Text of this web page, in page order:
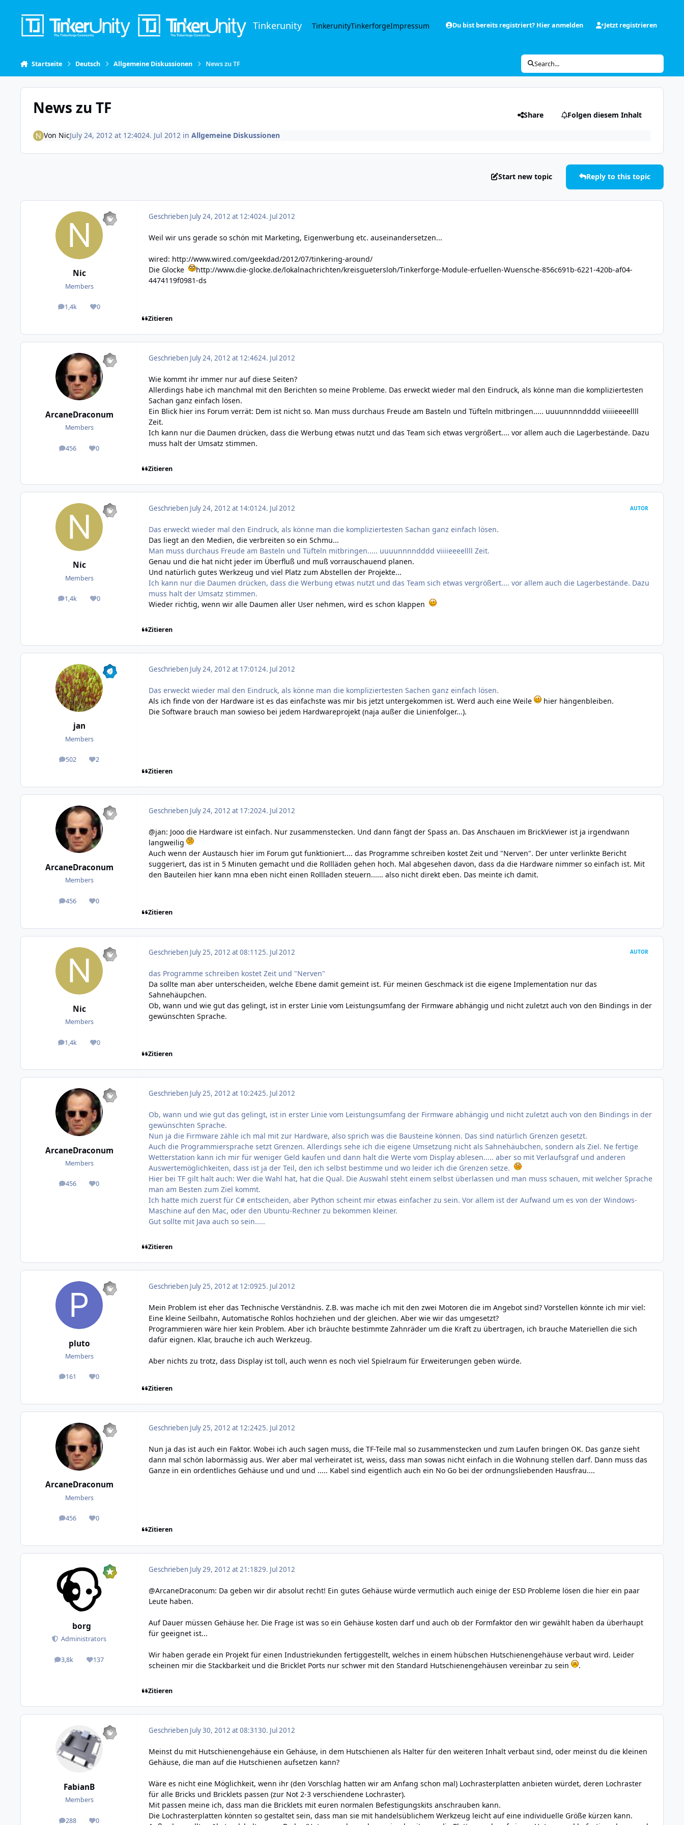
Tinkerunity TinkerunityTinkerforgeImpressum Du bist bereits registriert? Hier anmelden Jetzt registrieren
Startseite Deutsch Allgemeine Diskussionen News zu TF Search...
News zu TF Share Folgen diesem Inhalt
Von NicJuly 24, 2012 at 12:4024. Jul 2012in Allgemeine Diskussionen
Start new topic Reply to this topic
Nic
Members
1,4k
posts 0
Reputation
Geschrieben July 24, 2012 at 12:4024. Jul 2012
Weil wir uns gerade so schön mit Marketing, Eigenwerbung etc. auseinandersetzen...
wired: http://www.wired.com/geekdad/2012/07/tinkering-around/
Die Glocke
http://www.die-glocke.de/lokalnachrichten/kreisguetersloh/Tinkerforge-Module-erfuellen-Wuensche-856c691b-6221-420b-af04-
4474119f0981-ds
Zitieren
ArcaneDraconum
Members
456
posts 0
Reputation
Geschrieben July 24, 2012 at 12:4624. Jul 2012
Wie kommt ihr immer nur auf diese Seiten?
Allerdings habe ich manchmal mit den Berichten so meine Probleme. Das erweckt wieder mal den Eindruck, als könne man die kompliziertesten
Sachan ganz einfach lösen.
Ein Blick hier ins Forum verrät: Dem ist nicht so. Man muss durchaus Freude am Basteln und Tüfteln mitbringen..... uuuunnnndddd viiiieeeellll
Zeit.
Ich kann nur die Daumen drücken, dass die Werbung etwas nutzt und das Team sich etwas vergrößert.... vor allem auch die Lagerbestände. Dazu
muss halt der Umsatz stimmen.
Zitieren
Nic
Members
1,4k
posts 0
Reputation
Geschrieben July 24, 2012 at 14:0124. Jul 2012 AUTOR
Das erweckt wieder mal den Eindruck, als könne man die kompliziertesten Sachan ganz einfach lösen.
Das liegt an den Medien, die verbreiten so ein Schmu...
Man muss durchaus Freude am Basteln und Tüfteln mitbringen..... uuuunnnndddd viiiieeeellll Zeit.
Genau und die hat nicht jeder im Überfluß und muß vorrauschauend planen.
Und natürlich gutes Werkzeug und viel Platz zum Abstellen der Projekte...
Ich kann nur die Daumen drücken, dass die Werbung etwas nutzt und das Team sich etwas vergrößert.... vor allem auch die Lagerbestände. Dazu
muss halt der Umsatz stimmen.
Wieder richtig, wenn wir alle Daumen aller User nehmen, wird es schon klappen
Zitieren
jan
Members
502
posts 2
Reputation
Geschrieben July 24, 2012 at 17:0124. Jul 2012
Das erweckt wieder mal den Eindruck, als könne man die kompliziertesten Sachen ganz einfach lösen.
Als ich finde von der Hardware ist es das einfachste was mir bis jetzt untergekommen ist. Werd auch eine Weile
hier hängenbleiben.
Die Software brauch man sowieso bei jedem Hardwareprojekt (naja außer die Linienfolger...).
Zitieren
ArcaneDraconum
Members
456
posts 0
Reputation
Geschrieben July 24, 2012 at 17:2024. Jul 2012
@jan: Jooo die Hardware ist einfach. Nur zusammenstecken. Und dann fängt der Spass an. Das Anschauen im BrickViewer ist ja irgendwann
langweilig
Auch wenn der Austausch hier im Forum gut funktioniert.... das Programme schreiben kostet Zeit und "Nerven". Der unter verlinkte Bericht
suggeriert, das ist in 5 Minuten gemacht und die Rollläden gehen hoch. Mal abgesehen davon, dass da die Hardware nimmer so einfach ist. Mit
den Bauteilen hier kann mna eben nicht einen Rollladen steuern...... also nicht direkt eben. Das meinte ich damit.
Zitieren
Nic
Members
1,4k
posts 0
Reputation
Geschrieben July 25, 2012 at 08:11 25. Jul 2012 AUTOR
das Programme schreiben kostet Zeit und "Nerven"
Da sollte man aber unterscheiden, welche Ebene damit gemeint ist. Für meinen Geschmack ist die eigene Implementation nur das
Sahnehäupchen.
Ob, wann und wie gut das gelingt, ist in erster Linie vom Leistungsumfang der Firmware abhängig und nicht zuletzt auch von den Bindings in der
gewünschten Sprache.
Zitieren
ArcaneDraconum
Members
456
posts 0
Reputation
Geschrieben July 25, 2012 at 10:2425. Jul 2012
Ob, wann und wie gut das gelingt, ist in erster Linie vom Leistungsumfang der Firmware abhängig und nicht zuletzt auch von den Bindings in der
gewünschten Sprache.
Nun ja die Firmware zähle ich mal mit zur Hardware, also sprich was die Bausteine können. Das sind natürlich Grenzen gesetzt.
Auch die Programmiersprache setzt Grenzen. Allerdings sehe ich die eigene Umsetzung nicht als Sahnehäubchen, sondern als Ziel. Ne fertige
Wetterstation kann ich mir für weniger Geld kaufen und dann halt die Werte vom Display ablesen..... aber so mit Verlaufsgraf und anderen
Auswertemöglichkeiten, dass ist ja der Teil, den ich selbst bestimme und wo leider ich die Grenzen setze.
Hier bei TF gilt halt auch: Wer die Wahl hat, hat die Qual. Die Auswahl steht einem selbst überlassen und man muss schauen, mit welcher Sprache
man am Besten zum Ziel kommt.
Ich hatte mich zuerst für C# entscheiden, aber Python scheint mir etwas einfacher zu sein. Vor allem ist der Aufwand um es von der Windows-
Maschine auf den Mac, oder den Ubuntu-Rechner zu bekommen kleiner.
Gut sollte mit Java auch so sein.....
Zitieren
pluto
Members
161
posts 0
Reputation
Geschrieben July 25, 2012 at 12:0925. Jul 2012
Mein Problem ist eher das Technische Verständnis. Z.B. was mache ich mit den zwei Motoren die im Angebot sind? Vorstellen könnte ich mir viel:
Eine kleine Seilbahn, Automatische Rohlos hochziehen und der gleichen. Aber wie wir das umgesetzt?
Programmieren wäre hier kein Problem. Aber ich bräuchte bestimmte Zahnräder um die Kraft zu übertragen, ich brauche Materiellen die sich
dafür eignen. Klar, brauche ich auch Werkzeug.
Aber nichts zu trotz, dass Display ist toll, auch wenn es noch viel Spielraum für Erweiterungen geben würde.
Zitieren
ArcaneDraconum
Members
456
posts 0
Reputation
Geschrieben July 25, 2012 at 12:2425. Jul 2012
Nun ja das ist auch ein Faktor. Wobei ich auch sagen muss, die TF-Teile mal so zusammenstecken und zum Laufen bringen OK. Das ganze sieht
dann mal schön labormässig aus. Wer aber mal verheiratet ist, weiss, dass man sowas nicht einfach in die Wohnung stellen darf. Dann muss das
Ganze in ein ordentliches Gehäuse und und und ..... Kabel sind eigentlich auch ein No Go bei der ordnungsliebenden Hausfrau....
Zitieren
borg
Administrators
3,8k
posts 137
Reputation
Geschrieben July 29, 2012 at 21:1829. Jul 2012
@ArcaneDraconum: Da geben wir dir absolut recht! Ein gutes Gehäuse würde vermutlich auch einige der ESD Probleme lösen die hier ein paar
Leute haben.
Auf Dauer müssen Gehäuse her. Die Frage ist was so ein Gehäuse kosten darf und auch ob der Formfaktor den wir gewählt haben da überhaupt
für geeignet ist...
Wir haben gerade ein Projekt für einen Industriekunden fertiggestellt, welches in einem hübschen Hutschienengehäuse verbaut wird. Leider
scheinen mir die Stackbarkeit und die Bricklet Ports nur schwer mit den Standard Hutschienengehäusen vereinbar zu sein
.
Zitieren
FabianB
Members
288
posts 0
Reputation
Geschrieben July 30, 2012 at 08:3130. Jul 2012
Meinst du mit Hutschienengehäuse ein Gehäuse, in dem Hutschienen als Halter für den weiteren Inhalt verbaut sind, oder meinst du die kleinen
Gehäuse, die man auf die Hutschienen aufsetzen kann?
Wäre es nicht eine Möglichkeit, wenn ihr (den Vorschlag hatten wir am Anfang schon mal) Lochrasterplatten anbieten würdet, deren Lochraster
für alle Bricks und Bricklets passen (zur Not 2-3 verschiendene Lochraster).
Mit passen meine ich, dass man die Bricklets mit euren normalen Befestigungskits anschrauben kann.
Die Lochrasterplatten könnten so gestaltet sein, dass man sie mit handelsüblichem Werkzeug leicht auf eine individuelle Größe kürzen kann.